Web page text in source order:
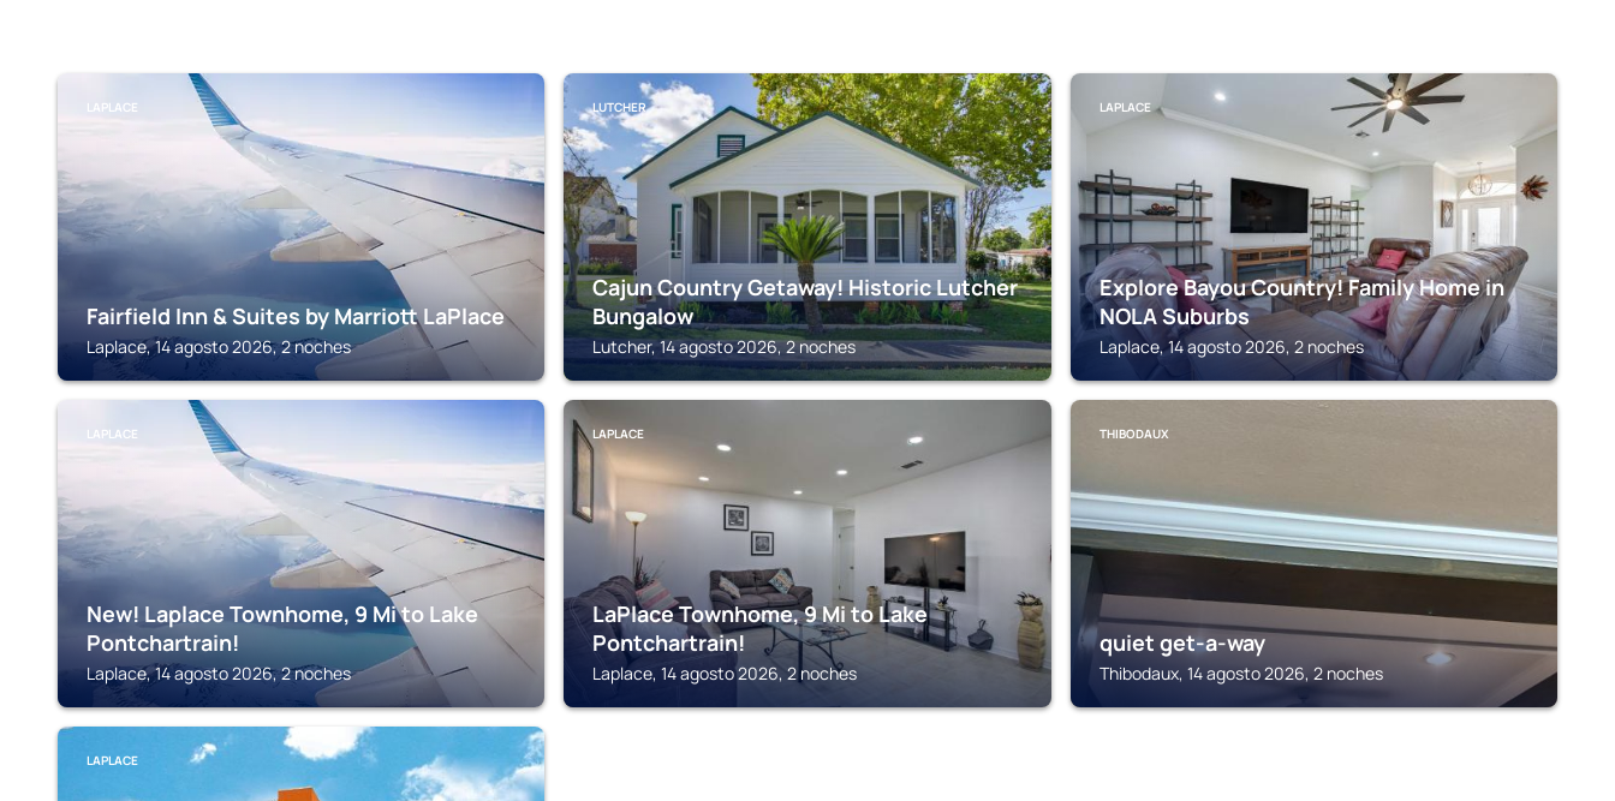
LAPLACE
Fairfield Inn & Suites by Marriott LaPlace
Laplace, 14 agosto 2026, 2 noches
LUTCHER
Cajun Country Getaway! Historic Lutcher
Bungalow
Lutcher, 14 agosto 2026, 2 noches
LAPLACE
Explore Bayou Country! Family Home in
NOLA Suburbs
Laplace, 14 agosto 2026, 2 noches
LAPLACE
New! Laplace Townhome, 9 Mi to Lake
Pontchartrain!
Laplace, 14 agosto 2026, 2 noches
LAPLACE
LaPlace Townhome, 9 Mi to Lake
Pontchartrain!
Laplace, 14 agosto 2026, 2 noches
THIBODAUX
quiet get-a-way
Thibodaux, 14 agosto 2026, 2 noches
LAPLACE